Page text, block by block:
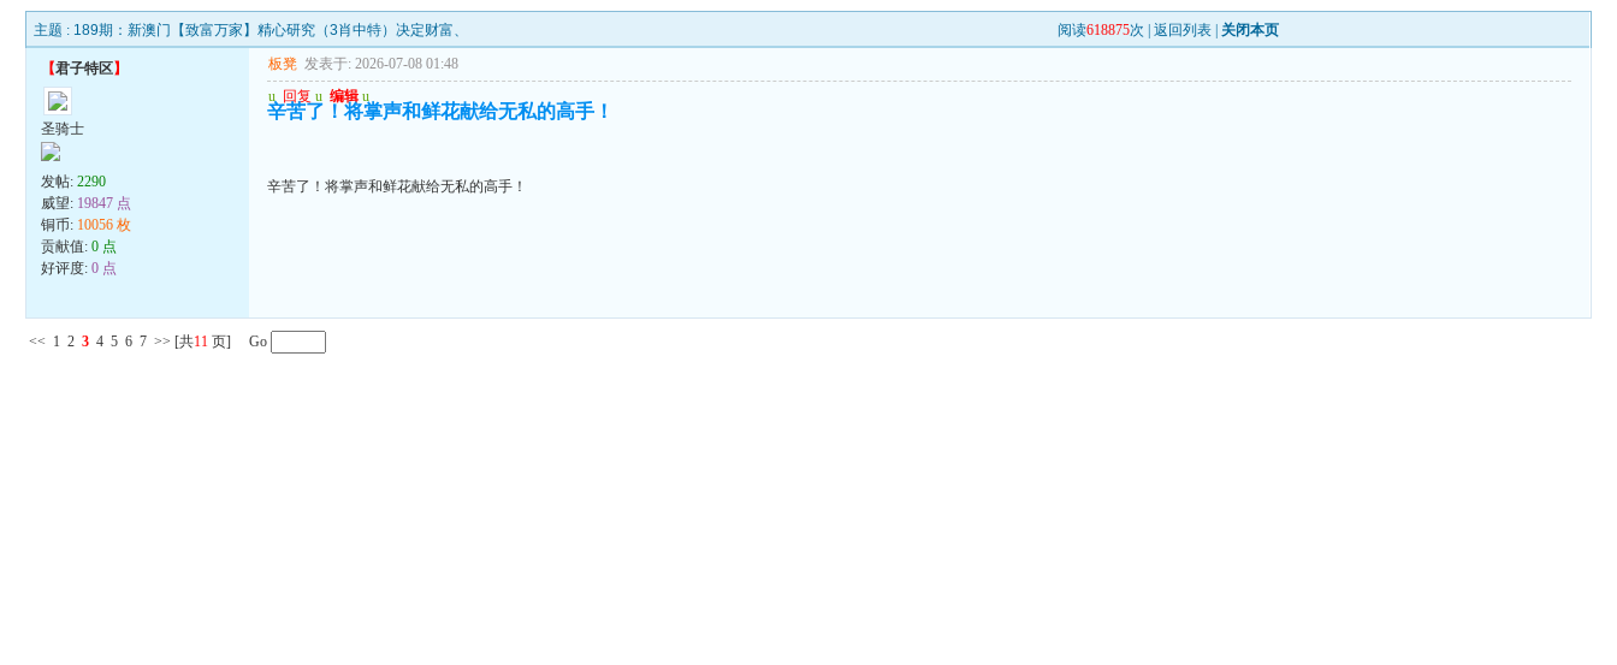
主题 : 189期：新澳门【致富万家】精心研究（3肖中特）决定财富、 阅读618875次 |返回列表 关闭本页
【君子特区】
圣骑士
发帖:2290
威望: 19847 点
铜币: 10056 枚
贡献值:0 点
好评度:0 点
板凳 发表于: 2026-07-08 01:48
u 回复 u 编辑 u
辛苦了！将掌声和鲜花献给无私的高手！
辛苦了！将掌声和鲜花献给无私的高手！
<< 1 2 3 4 5 6 7 >> [共11 页] Go